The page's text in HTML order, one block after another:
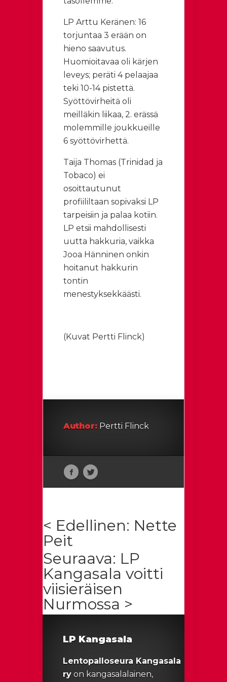
LP Arttu Keränen: 16
torjuntaa 3 erään on
hieno saavutus.
Huomioitavaa oli kärjen
leveys; peräti 4 pelaajaa
teki 10-14 pistettä.
Syöttövirheitä oli
meilläkin liikaa, 2. erässä
molemmille joukkueille
6 syöttövirhettä.
Taija Thomas (Trinidad ja
Tobaco) ei
osoittautunut
profiililtaan sopivaksi LP
tarpeisiin ja palaa kotiin.
LP etsii mahdollisesti
uutta hakkuria, vaikka
Jooa Hänninen onkin
hoitanut hakkurin
tontin
menestyksekkäästi.
(Kuvat Pertti Flinck)
Author: Pertti Flinck
< Edellinen: Nette
Peit
Seuraava: LP
Kangasala voitti
viisieräisen
Nurmossa >
LP Kangasala
Lentopalloseura Kangasala
ry on kangasalalainen,